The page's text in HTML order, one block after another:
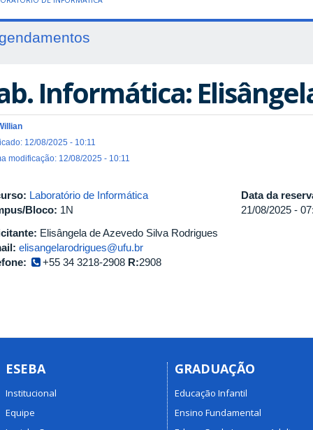
Informática:
12/08/2025 - 10:11
modificação: 12/08/2025 - 10:11
Laboratório de Informática
Bloco: 1N
Elisângela de Azevedo Silva Rodrigues
elisangelarodrigues@ufu.br
+55 34 3218-2908 R:2908
Data da
21/08/2025 -
ESEBA
Institucional
Equipe
GRADUAÇÃO
Educação Infantil
Ensino Fundamental